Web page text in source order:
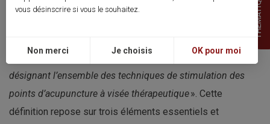
que soit le praticien ou le contexte de la pratique, l'acte
de MTC a défini l’acupuncture comme un «
terme générique
désignant l’ensemble des techniques de stimulation des
points d’acupuncture à visée thérapeutique». Cette
définition repose sur trois éléments essentiels et
THEMATIQUES
vous désinscrire si vous le souhaitez.
Non merci Je choisis OK pour moi